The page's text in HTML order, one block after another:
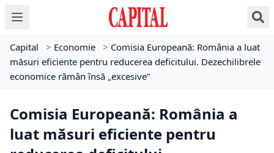
Capital > Economie > Comisia Europeană: România a luat
măsuri eficiente pentru reducerea deficitului. Dezechilibrele
economice rămân însă „excesive”
Comisia Europeană: România a
luat măsuri eficiente pentru